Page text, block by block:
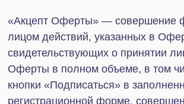
исходя из своих разумно понимаемых интересов,
не приняла бы при наличии у нее возможности
участвовать в определении условий Оферты, а
Услуги, указанные в настоящей Оферте, не
являются навязанными Пользователю
дополнительными услугами к услугам,
оказываемым Пользователю в рамках договора
об оказании услуг, предоставляемых